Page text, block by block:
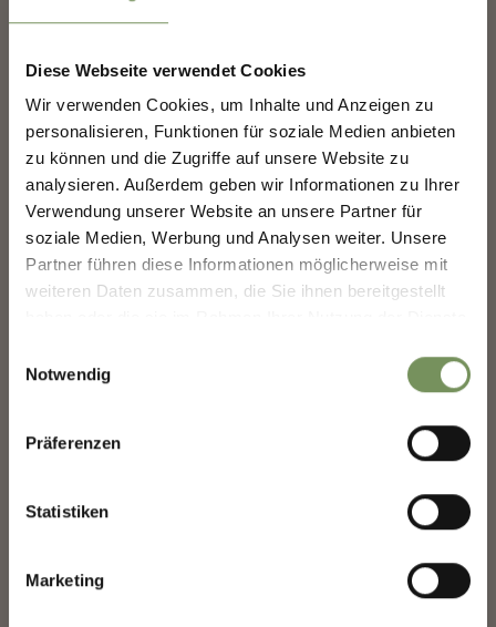
Diese Webseite verwendet Cookies
Wir verwenden Cookies, um Inhalte und Anzeigen zu
personalisieren, Funktionen für soziale Medien anbieten
zu können und die Zugriffe auf unsere Website zu
analysieren. Außerdem geben wir Informationen zu Ihrer
Verwendung unserer Website an unsere Partner für
soziale Medien, Werbung und Analysen weiter. Unsere
Partner führen diese Informationen möglicherweise mit
weiteren Daten zusammen, die Sie ihnen bereitgestellt
Notwendig
Präferenzen
Statistiken
Marketing
COSTRUIAMO INSIEME IL
FUTURO DI MERANO.
COSTRUIAMO INSIEME IL FUTURO DI
MERANO.
La tua opinione conta. Scansiona, condividi, fai la
differenza.